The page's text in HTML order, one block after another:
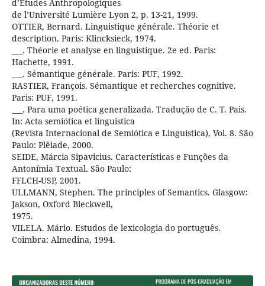
d’Études Anthropologiques
de l’Université Lumière Lyon 2, p. 13-21, 1999.
OTTIER, Bernard. Linguistique générale. Théorie et
description. Paris: Klincksieck, 1974.
___. Théorie et analyse en linguistique. 2e ed. Paris:
Hachette, 1991.
___. Sémantique générale. Paris: PUF, 1992.
RASTIER, François. Sémantique et recherches cognitive.
Paris: PUF, 1991.
___. Para uma poética generalizada. Tradução de C. T. Pais.
In: Acta semiótica et linguistica
(Revista Internacional de Semiótica e Linguística), Vol. 8. São
Paulo: Plêiade, 2000.
SEIDE, Márcia Sipavicius. Características e Funções da
Antonímia Textual. São Paulo:
FFLCH-USP, 2001.
ULLMANN, Stephen. The principles of Semantics. Glasgow:
Jakson, Oxford Bleckwell,
1975.
VILELA. Mário. Estudos de lexicologia do português.
Coimbra: Almedina, 1994.